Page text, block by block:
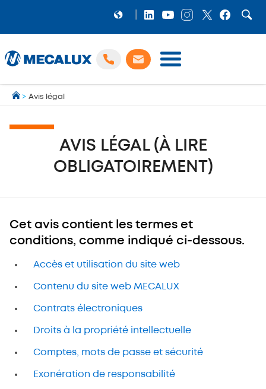
LOGICIELS
MECALUX NEWS
NOS RÉFÉRENCES
SHOWROOM
ENTREPRISE
> Avis légal
AVIS LÉGAL (À LIRE
OBLIGATOIREMENT)
Cet avis contient les termes et
conditions, comme indiqué ci-dessous.
Accès et utilisation du site web
Contenu du site web MECALUX
Contrats électroniques
Droits à la propriété intellectuelle
Comptes, mots de passe et sécurité
Exonération de responsabilité